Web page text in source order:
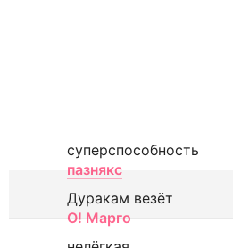
суперспособность
пазнякс
Дуракам везёт
О! Марго